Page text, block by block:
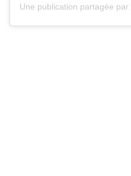
Une publication partagée par